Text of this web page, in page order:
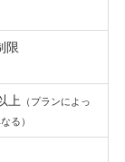
限
上
（プランによっ
る）